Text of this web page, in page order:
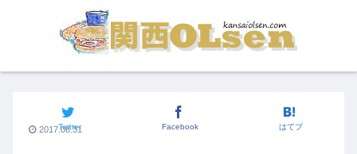
Twitter Facebook はてブ
2017.08.31